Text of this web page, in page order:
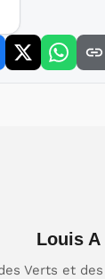
Louis A
Verts et